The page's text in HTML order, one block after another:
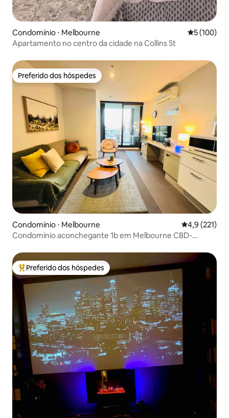
Condomínio ⋅ Melbourne 5 de uma
5 (100)
Apartamento no centro da cidade na Collins St
Preferido dos hóspedes
Preferido dos hóspedes
Condomínio ⋅ Melbourne 4,9 de uma
4,9 (221)
Condomínio aconchegante 1b em Melbourne CBD-
Entre os melhores preferidos dos hóspedes
Preferido dos hóspedes